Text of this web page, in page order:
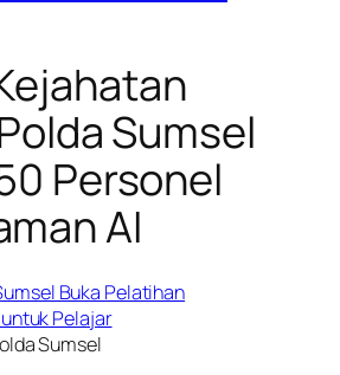
Sumsel
Personel
AI
Sumsel